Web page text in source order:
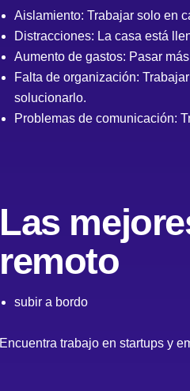
Aislamiento: Trabajar solo en
Distracciones: La casa está
Aumento de gastos: Pasar
Falta de organización:
solucionarlo.
Problemas de comunicación:
Las
remoto
subir a bordo
Encuentra trabajo en startups y